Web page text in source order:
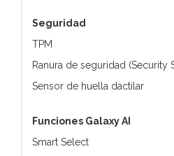
Seguridad
TPM
Ranura de seguridad (Security
Sensor de huella dactilar
Funciones Galaxy AI
Smart Select